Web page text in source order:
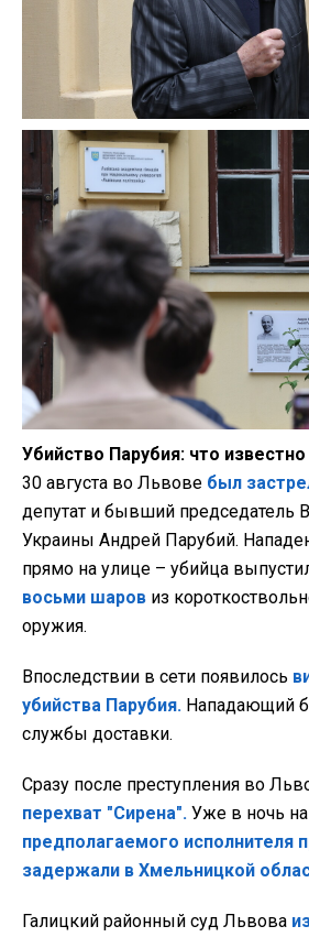
Убийство Парубия: что известно
30 августа во Львове был
депутат и бывший председатель
Украины Андрей Парубий.
прямо на улице – убийца
восьми шаров из
оружия.
Впоследствии в сети появилось
убийства Парубия. Нападающий
службы доставки.
Сразу после преступления во
перехват "Сирена". Уже в ночь на
предполагаемого исполнителя
задержали в Хмельницкой
Галицкий районный суд Львова